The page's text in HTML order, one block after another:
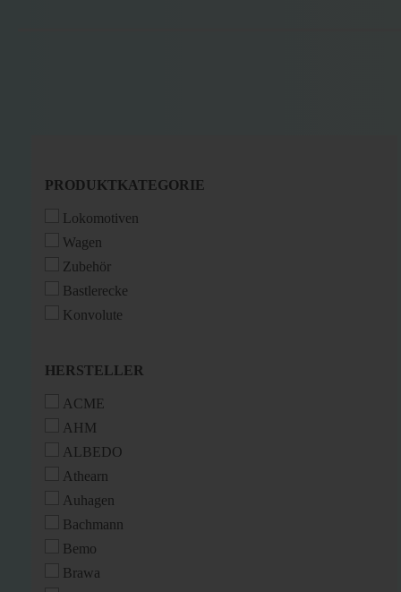
PRODUKTKATEGORIE
PRODUKTKATEGORIE
Lokomotiven
Wagen
Zubehör
Bastlerecke
Konvolute
HERSTELLER
HERSTELLER
ACME
AHM
ALBEDO
Athearn
Auhagen
Bachmann
Bemo
Brawa